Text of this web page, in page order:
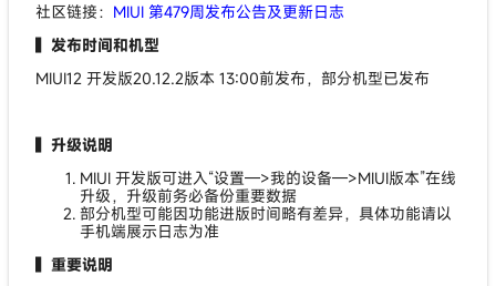
社区链接： MIUI 第479周发布公告及更新日志
▍发布时间和机型
MIUI12 开发版20.12.2版本 13:00前发布，部分机型已发布
▍升级说明
MIUI 开发版可进入“设置—>我的设备—>MIUI版本”在线
升级，升级前务必备份重要数据
部分机型可能因功能进版时间略有差异，具体功能请以
手机端展示日志为准
▍重要说明